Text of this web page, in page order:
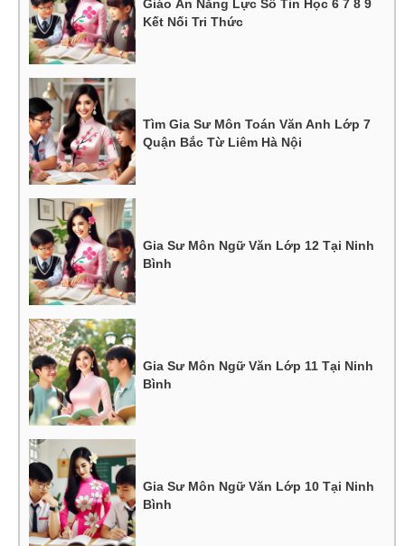
Giáo Án Năng Lực Số Tin Học 6 7 8 9
Kết Nối Tri Thức
Tìm Gia Sư Môn Toán Văn Anh Lớp 7
Quận Bắc Từ Liêm Hà Nội
Gia Sư Môn Ngữ Văn Lớp 12 Tại Ninh
Bình
Gia Sư Môn Ngữ Văn Lớp 11 Tại Ninh
Bình
Gia Sư Môn Ngữ Văn Lớp 10 Tại Ninh
Bình